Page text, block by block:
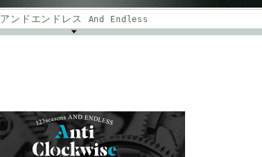
アンドエンドレス And Endless